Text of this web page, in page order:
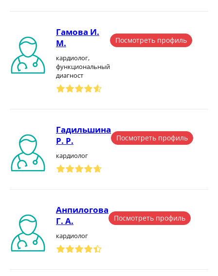
Гамова И.
М.
кардиолог,
функциональный
диагност
Посмотреть профиль
Гадильшина
Р. Р.
кардиолог
Посмотреть профиль
Анпилогова
Г. А.
кардиолог
Посмотреть профиль